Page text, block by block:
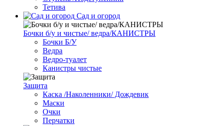
Тетива
Сад и огород
Бочки б/у и чистые/ ведра/КАНИСТРЫ
Бочки Б/У
Ведра
Ведро-туалет
Канистры чистые
Защита
Каска /Наколенники/ Дождевик
Маски
Очки
Перчатки